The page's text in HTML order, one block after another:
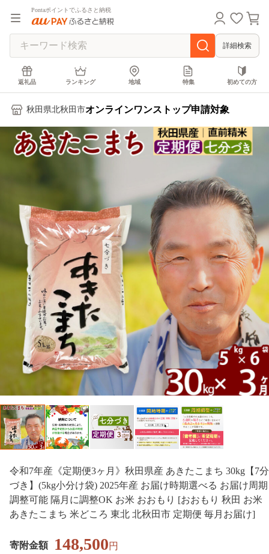
Pontaポイントでふるさと納税
詳細検索
返礼品 ランキング 地域 特集 初めての方
秋田県北秋田市オンラインワンストップ申請対象
令和7年産《定期便3ヶ月》秋田県産 あきたこまち 30kg【7分
づき】(5kg小分け袋) 2025年産 お届け時期選べる お届け周期
調整可能 隔月に調整OK お米 おおもり [おおもり 秋田 お米
あきたこまち 米どころ 東北 北秋田市 定期便 毎月お届け]
寄附金額 148,500円